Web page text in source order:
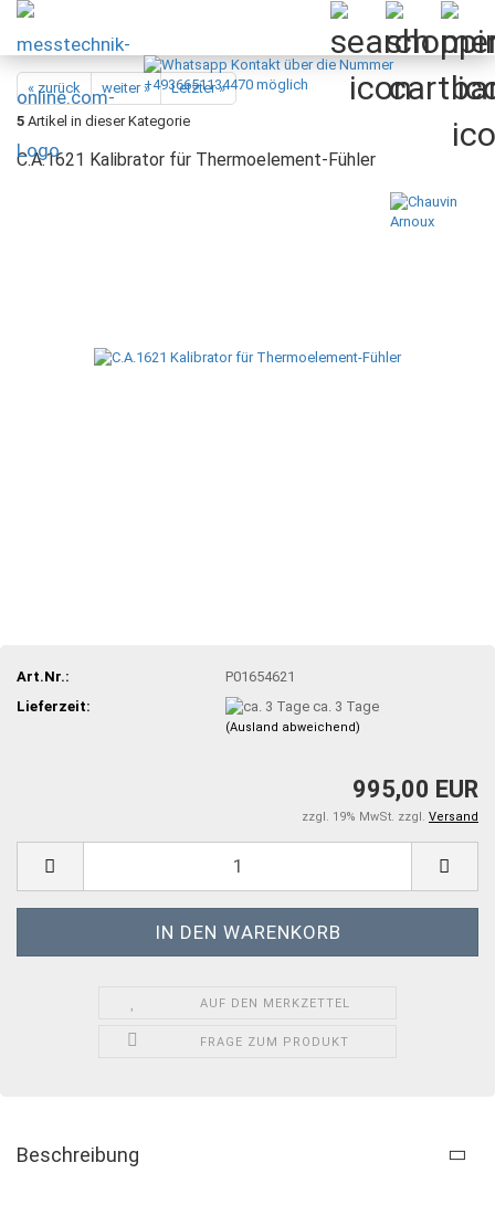
« zurück weiter »
Letzter »
5 Artikel in dieser Kategorie
C.A.1621 Kalibrator für Thermoelement-Fühler
Art.Nr.:
P01654621
Lieferzeit:
ca. 3 Tage
(Ausland abweichend)
995,00 EUR
zzgl. 19% MwSt. zzgl. Versand
AUF DEN MERKZETTEL
FRAGE ZUM PRODUKT
Beschreibung